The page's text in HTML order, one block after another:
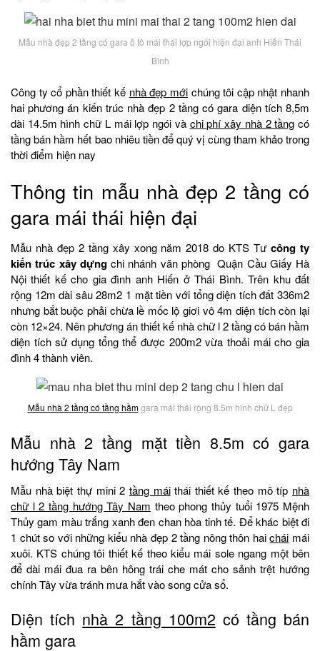
Mẫu nhà đẹp 2 tầng có gara ô tô mái thái lợp ngói hiện đại anh Hiến Thái
Bình
Công ty cổ phần thiết kế nhà đẹp mớichúng tôi cập nhật nhanh
hai phương án kiến trúc nhà đẹp 2 tầng có gara diện tích 8,5m
dài 14.5m hình chữ L mái lợp ngói và chi phí xây nhà 2 tầng có
tầng bán hầm hết bao nhiêu tiền để quý vị cùng tham khảo trong
thời điểm hiện nay
Thông tin mẫu nhà đẹp 2 tầng có
gara mái thái hiện đại
Mẫu nhà đẹp 2 tầng xây xong năm 2018 do KTS Tưcông ty
kiến trúc xây dựngchi nhánh văn phòng Quận Cầu Giấy Hà
Nội thiết kế cho gia đình anh Hiến ở Thái Bình. Trên khu đất
rộng 12m dài sâu 28m2 1 mặt tiền với tổng diện tích đất 336m2
nhưng bắt buộc phải chừa lề mốc lộ giơi vô 4m diện tích còn lại
còn 12×24. Nên phương án thiết kế nhà chữ l 2 tầng có bán hầm
diện tích sử dụng tổng thể được 200m2 vừa thoải mái cho gia
đình 4 thành viên.
Mẫu nhà 2 tầng có tầng hầmgara mái thái rộng 8.5m hình chữ L đẹp
Mẫu nhà 2 tầng mặt tiền 8.5m có gara
hướng Tây Nam
Mẫu nhà biệt thự mini 2 tầng máithái thiết kế theo mô típ nhà
chữ l 2 tầng hướng Tây Nam theo phong thủy tuổi 1975 Mệnh
Thủy gam màu trắng xanh đen chan hòa tinh tế. Để khác biệt đi
1 chút so với những kiểu nhà đẹp 2 tầng nông thôn haichái mái
xuôi. KTS chúng tôi thiết kế theo kiểu mái sole ngang một bên
để dài mái đua ra bên hông trái che mát cho sảnh trệt hướng
chính Tây vừa tránh mưa hắt vào song cửa sổ.
Diện tích nhà 2 tầng 100m2 có tầng bán
hầm gara